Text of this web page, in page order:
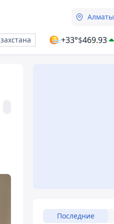
Алматы
+33°$469.93
Последние